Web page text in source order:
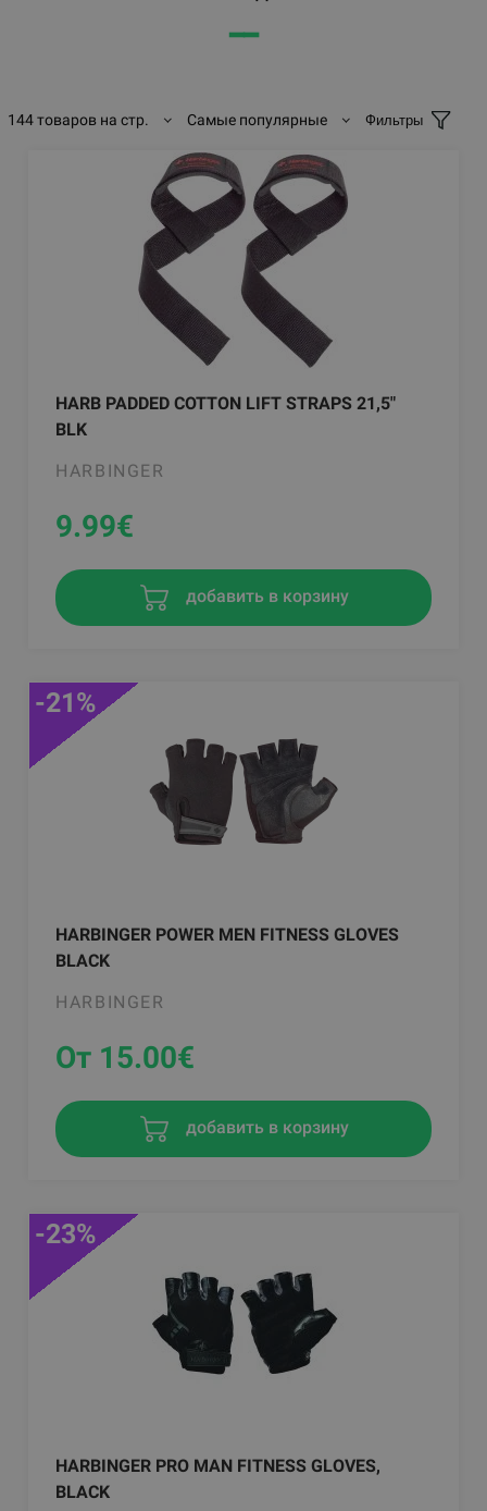
━━
144 товаров на стр. Самые популярные Фильтры
HARB PADDED COTTON LIFT STRAPS 21,5"
BLK
HARBINGER
9.99€
добавить в корзину
HARBINGER POWER MEN FITNESS GLOVES
BLACK
HARBINGER
-21%
От 15.00€
добавить в корзину
HARBINGER PRO MAN FITNESS GLOVES,
BLACK
-23%